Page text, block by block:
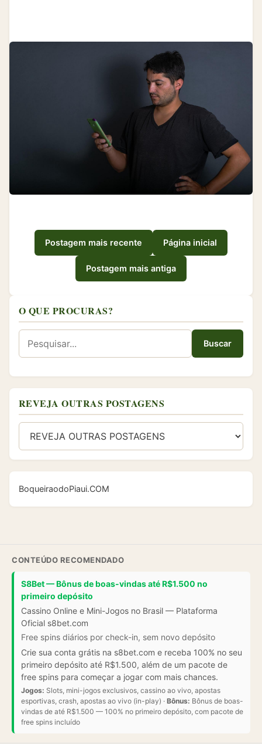
Postagem mais recente Página inicial
Postagem mais antiga
O QUE PROCURAS?
Buscar
REVEJA OUTRAS POSTAGENS
BoqueiraodoPiaui.COM
CONTEÚDO RECOMENDADO
S8Bet — Bônus de boas-vindas até R$1.500 no
primeiro depósito
Cassino Online e Mini-Jogos no Brasil — Plataforma
Oficial s8bet.com
Free spins diários por check-in, sem novo depósito
Crie sua conta grátis na s8bet.com e receba 100% no seu
primeiro depósito até R$1.500, além de um pacote de
free spins para começar a jogar com mais chances.
Jogos: Slots, mini-jogos exclusivos, cassino ao vivo, apostas
esportivas, crash, apostas ao vivo (in-play) · Bônus: Bônus de boas-
vindas de até R$1.500 — 100% no primeiro depósito, com pacote de
free spins incluído